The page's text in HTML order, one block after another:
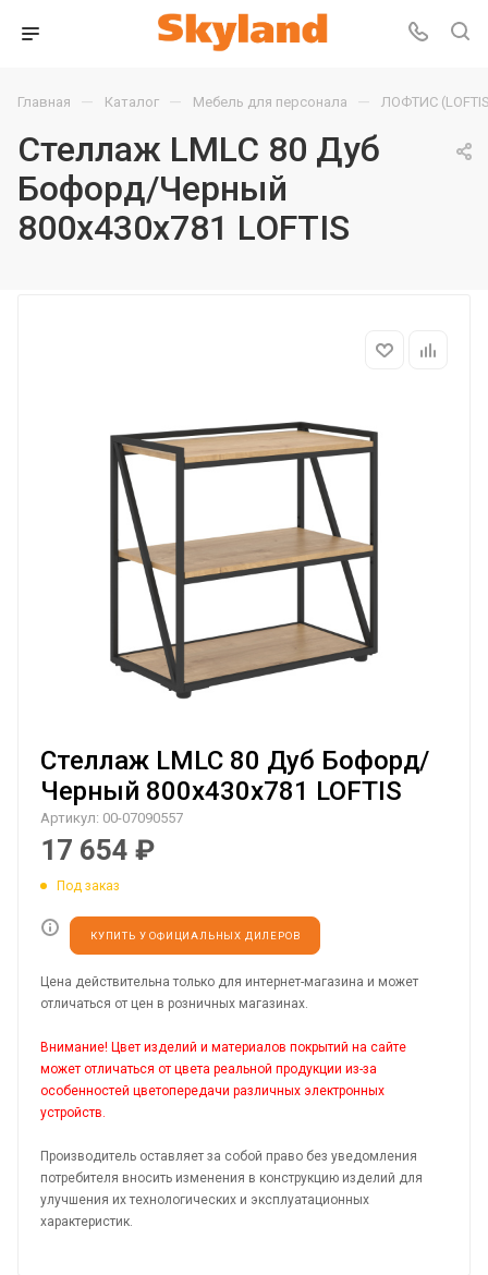
Главная — Каталог — Мебель для персонала — ЛОФТИС
Стеллаж LMLC 80 Дуб
Бофорд/Черный
800х430х781 LOFTIS
Стеллаж LMLC 80 Дуб Бофорд/
Черный 800х430х781 LOFTIS
Артикул: 00-07090557
17 654 ₽
Под заказ
КУПИТЬ У ОФИЦИАЛЬНЫХ ДИЛЕРОВ
Цена действительна только для интернет-магазина и может
отличаться от цен в розничных магазинах.
Внимание! Цвет изделий и материалов покрытий на сайте
может отличаться от цвета реальной продукции из-за
особенностей цветопередачи различных электронных
устройств.
Производитель оставляет за собой право без уведомления
потребителя вносить изменения в конструкцию изделий для
улучшения их технологических и эксплуатационных
характеристик.